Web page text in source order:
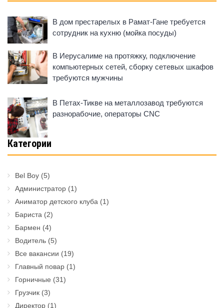
В дом престарелых в Рамат-Гане требуется
сотрудник на кухню (мойка посуды)
В Иерусалиме на протяжку, подключение
компьютерных сетей, сборку сетевых шкафов
требуются мужчины
В Петах-Тикве на металлозавод требуются
разнорабочие, операторы CNC
Категории
Bel Boy (5)
Администратор (1)
Аниматор детского клуба (1)
Бариста (2)
Бармен (4)
Водитель (5)
Все вакансии (19)
Главный повар (1)
Горничные (31)
Грузчик (3)
Директор (1)